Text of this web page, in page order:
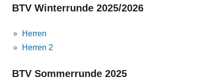
BTV Winterrunde 2025/2026
Herren
Herren 2
BTV Sommerrunde 2025